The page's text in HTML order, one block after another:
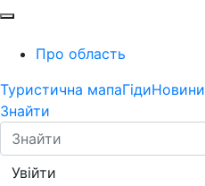
Про область
Туристична мапаГідиНовини
Знайти
Увійти